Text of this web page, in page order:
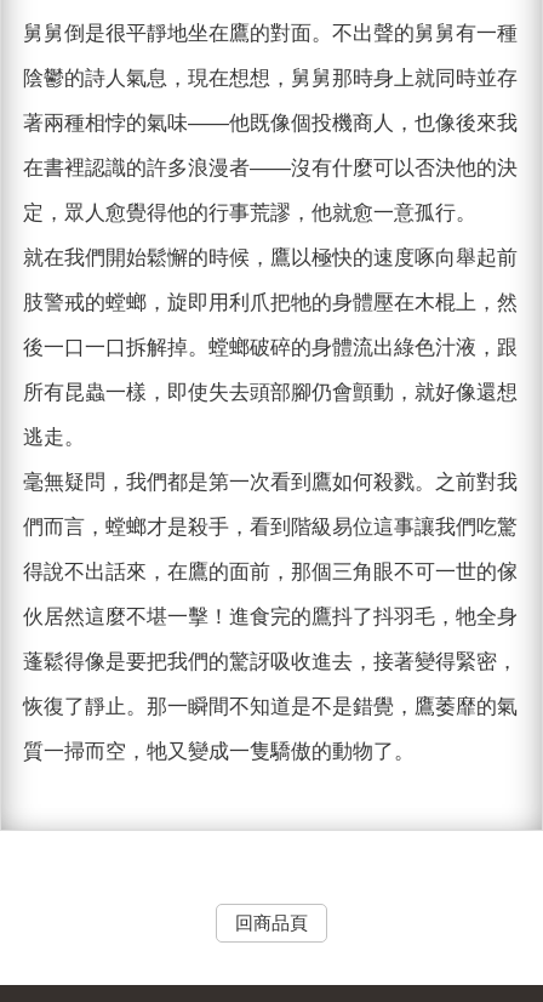
舅舅倒是很平靜地坐在鷹的對面。不出聲的舅舅有一種
陰鬱的詩人氣息，現在想想，舅舅那時身上就同時並存
著兩種相悖的氣味――他既像個投機商人，也像後來我
在書裡認識的許多浪漫者――沒有什麼可以否決他的決
定，眾人愈覺得他的行事荒謬，他就愈一意孤行。
就在我們開始鬆懈的時候，鷹以極快的速度啄向舉起前
肢警戒的螳螂，旋即用利爪把牠的身體壓在木棍上，然
後一口一口拆解掉。螳螂破碎的身體流出綠色汁液，跟
所有昆蟲一樣，即使失去頭部腳仍會顫動，就好像還想
逃走。
毫無疑問，我們都是第一次看到鷹如何殺戮。之前對我
們而言，螳螂才是殺手，看到階級易位這事讓我們吃驚
得說不出話來，在鷹的面前，那個三角眼不可一世的傢
伙居然這麼不堪一擊！進食完的鷹抖了抖羽毛，牠全身
蓬鬆得像是要把我們的驚訝吸收進去，接著變得緊密，
恢復了靜止。那一瞬間不知道是不是錯覺，鷹萎靡的氣
質一掃而空，牠又變成一隻驕傲的動物了。
回商品頁